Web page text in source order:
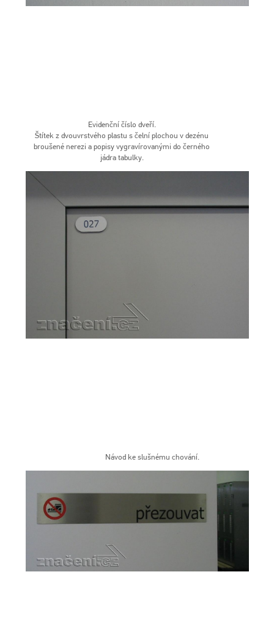
Evidenční číslo dveří.
Štítek z dvouvrstvého plastu s čelní plochou v dezénu
broušené nerezi a popisy vygravírovanými do černého
jádra tabulky.
Návod ke slušnému chování.